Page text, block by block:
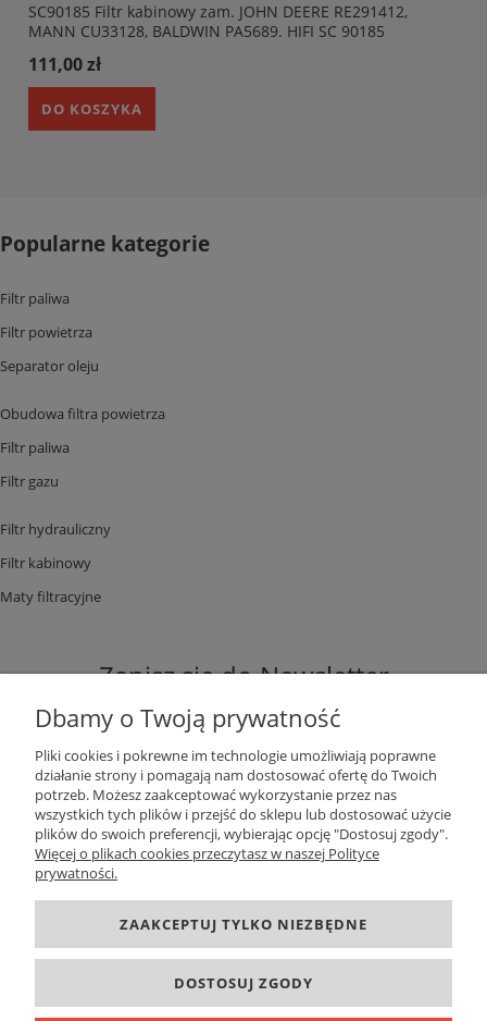
SC90185 Filtr kabinowy zam. JOHN DEERE RE291412,
MANN CU33128, BALDWIN PA5689. HIFI SC 90185
111,00 zł
DO KOSZYKA
Popularne kategorie
Filtr paliwa
Filtr powietrza
Separator oleju
Obudowa filtra powietrza
Filtr paliwa
Filtr gazu
Filtr hydrauliczny
Filtr kabinowy
Maty filtracyjne
Zapisz się do Newsletter
ZAPISZ SIĘ
Dbamy o Twoją prywatność
Pliki cookies i pokrewne im technologie umożliwiają poprawne
działanie strony i pomagają nam dostosować ofertę do Twoich
potrzeb. Możesz zaakceptować wykorzystanie przez nas
wszystkich tych plików i przejść do sklepu lub dostosować użycie
plików do swoich preferencji, wybierając opcję "Dostosuj zgody".
Więcej o plikach cookies przeczytasz w naszej Polityce
prywatności.
ZAAKCEPTUJ TYLKO NIEZBĘDNE
DOSTOSUJ ZGODY